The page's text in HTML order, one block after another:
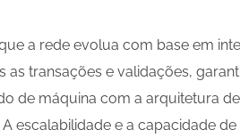
a rede evolua com base em
transações e validações,
de máquina com a arquitetura
escalabilidade e a capacidade